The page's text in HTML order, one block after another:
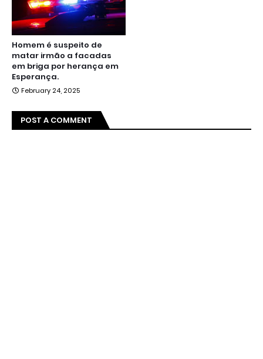
Homem é suspeito de
matar irmão a facadas
em briga por herança em
Esperança.
February 24, 2025
POST A COMMENT